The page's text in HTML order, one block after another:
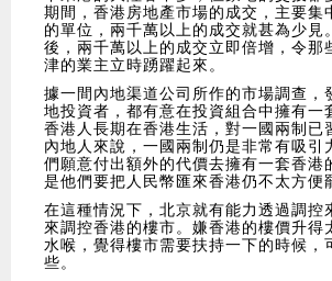
期間，香港房地產市場的成交，主要集
的單位，兩千萬以上的成交就甚為少見
後，兩千萬以上的成交立即倍增，令那
津的業主立時踴躍起來。
據一間內地渠道公司所作的市場調查，
地投資者，都有意在投資組合中擁有一
香港人長期在香港生活，對一國兩制已
內地人來說，一國兩制仍是非常有吸引
們願意付出額外的代價去擁有一套香港
是他們要把人民幣匯來香港仍不太方便
在這種情況下，北京就有能力透過調控
來調控香港的樓市。嫌香港的樓價升得
水喉，覺得樓市需要扶持一下的時候，
些。